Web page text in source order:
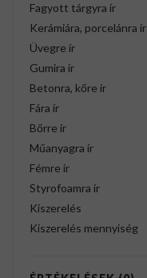
Fagyott tárgyra ír
Kerámiára, porcelánra ír
Üvegre ír
Gumira ír
Betonra, kőre ír
Fára ír
Bőrre ír
Műanyagra ír
Fémre ír
Styrofoamra ír
Kiszerelés
Kiszerelés mennyiség